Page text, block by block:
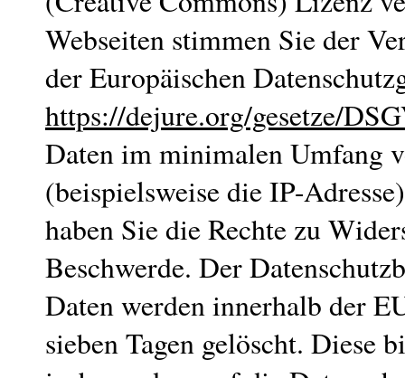
Webseiten stimmen Sie der
der Europäischen
https://dejure.org/gesetze/
Daten im minimalen Umfang
(beispielsweise die IP-
haben Sie die Rechte zu
Beschwerde. Der
Daten werden innerhalb der
sieben Tagen gelöscht. Diese